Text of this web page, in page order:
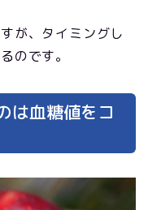
が、タイミングし
のです。
は血糖値をコ